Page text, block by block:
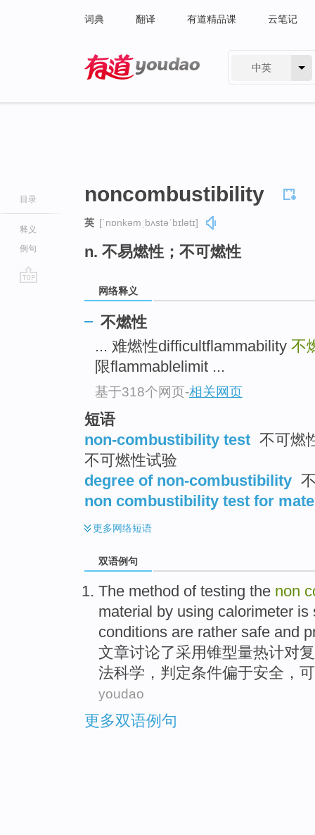
词典 翻译 有道精品课 云笔记
中英
目录
释义
例句
noncombustibility
英 [ˈnɒnkəmˌbʌstəˈbɪlətɪ]
n. 不易燃性；不可燃性
网络释义
不燃性
... 难燃性difficultflammability 不
限flammablelimit ...
基于318个网页-相关网页
短语
non-combustibility test 不可燃
不可燃性试验
degree of non-combustibility
non combustibility test for
更多网络短语
双语例句
The method of testing the non
material by using calorimeter is
conditions are rather safe and
文章讨论了采用锥型量热计对
法科学 ， 判定条件偏于安全 ，
youdao
更多双语例句